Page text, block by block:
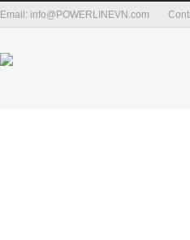
Email: info@POWERLINEVN.com